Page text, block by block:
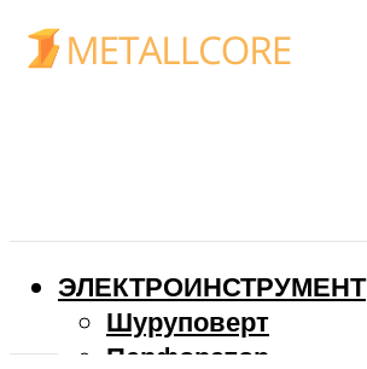
ЭЛЕКТРОИНСТРУМЕНТ
Шуруповерт
Перфоратор